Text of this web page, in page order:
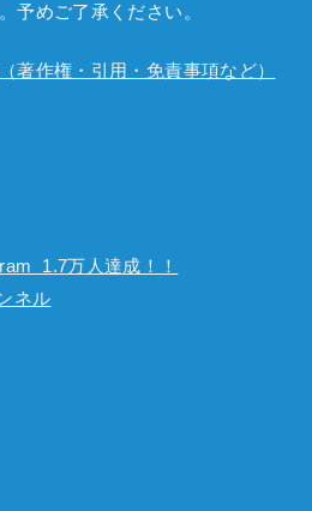
予めご了承ください。
著作権・引用・免責事項など）
1.7万人達成！！
ネル